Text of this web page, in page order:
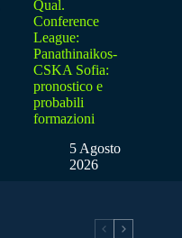
Qual.
Conference
League:
Panathinaikos-
CSKA Sofia:
pronostico e
probabili
formazioni
5 Agosto
2026